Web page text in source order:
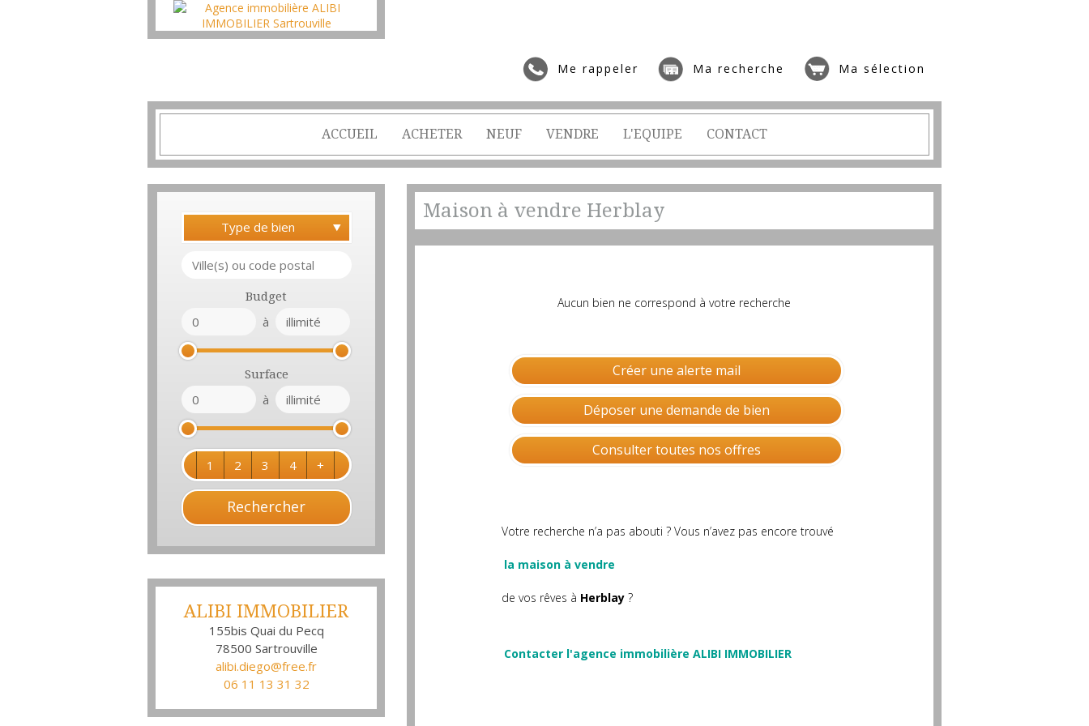
Me rappeler Ma recherche Ma sélection
ACCUEIL ACHETER NEUF VENDRE L'EQUIPE CONTACT
Type de bien
Budget
à
Surface
à
1 2 3 4 +
ALIBI IMMOBILIER
155bis Quai du Pecq
78500 Sartrouville
alibi.diego@free.fr
06 11 13 31 32
Maison à vendre Herblay
Aucun bien ne correspond à votre recherche
Créer une alerte mail
Déposer une demande de bien
Consulter toutes nos offres
Votre recherche n’a pas abouti ? Vous n’avez pas encore trouvé
la maison à vendre
de vos rêves à Herblay ?
Contacter l'agence immobilière ALIBI IMMOBILIER